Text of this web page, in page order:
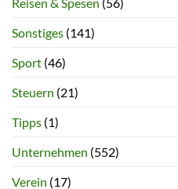
Reisen & Spesen (56)
Sonstiges (141)
Sport (46)
Steuern (21)
Tipps (1)
Unternehmen (552)
Verein (17)